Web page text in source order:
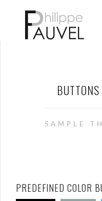
SAMPLE
PREDEFINED COLOR